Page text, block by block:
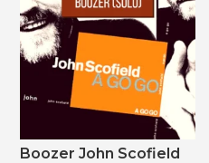
Boozer John Scofield